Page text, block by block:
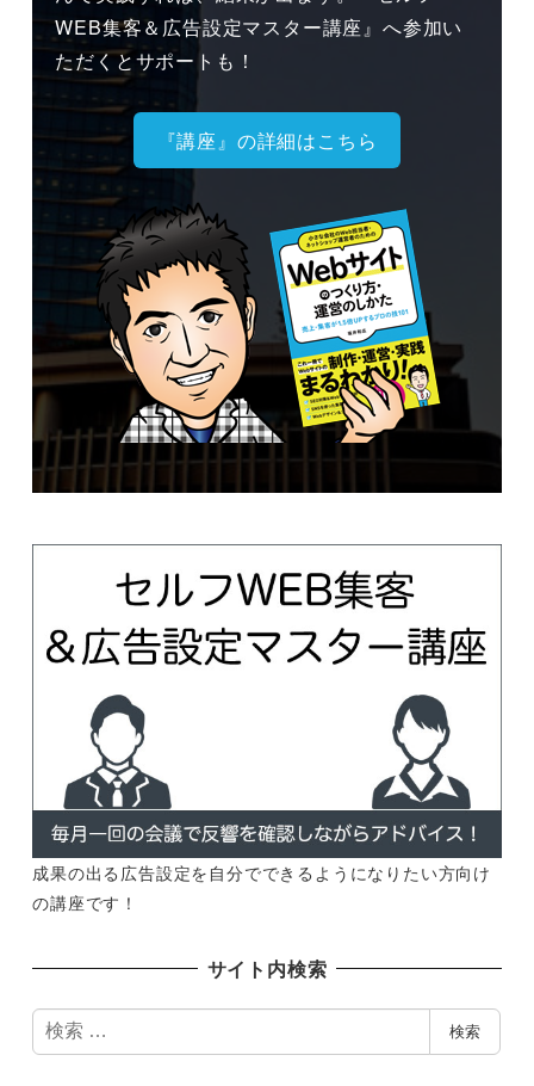
WEB集客＆広告設定マスター講座』へ参加い
ただくとサポートも！
『講座』の詳細はこちら
成果の出る広告設定を自分でできるようになりたい方向け
の講座です！
サイト内検索
索
検索